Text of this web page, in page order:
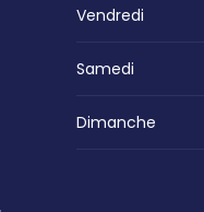
Vendredi
Samedi
Dimanche